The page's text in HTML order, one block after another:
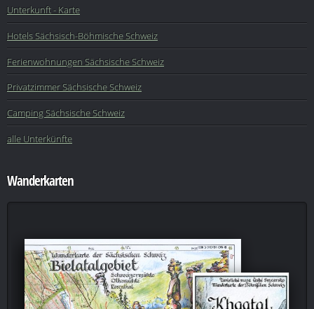
Unterkunft - Karte
Hotels Sächsisch-Böhmische Schweiz
Ferienwohnungen Sächsische Schweiz
Privatzimmer Sächsische Schweiz
Camping Sächsische Schweiz
alle Unterkünfte
Wanderkarten